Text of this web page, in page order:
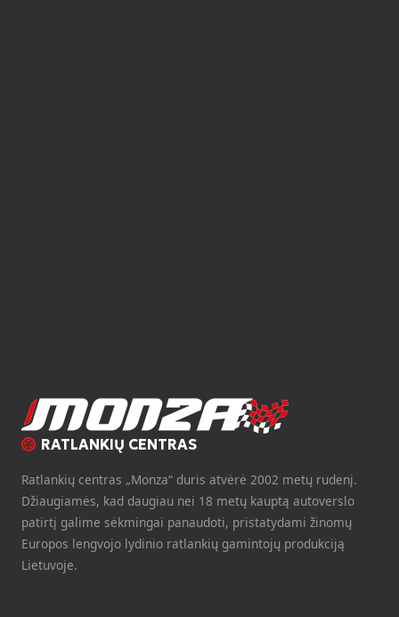
RATLANKIŲ CENTRAS
Ratlankių centras „Monza“ duris atvėrė 2002 metų rudenį.
Džiaugiamės, kad daugiau nei 18 metų kauptą autoverslo
patirtį galime sėkmingai panaudoti, pristatydami žinomų
Europos lengvojo lydinio ratlankių gamintojų produkciją
Lietuvoje.